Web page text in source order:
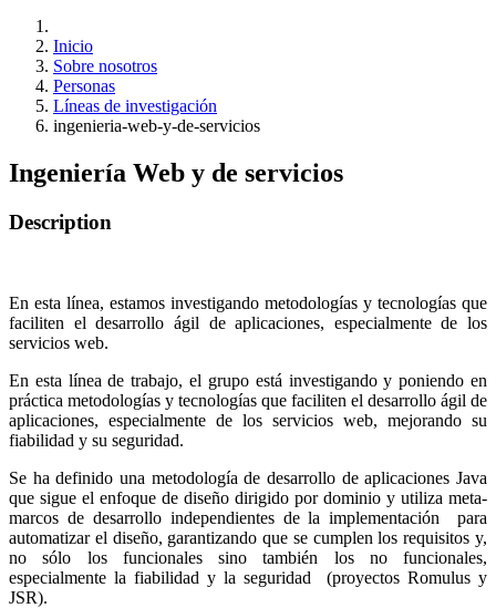
Inicio
Sobre nosotros
Personas
Líneas de investigación
ingenieria-web-y-de-servicios
Ingeniería Web y de servicios
Description
En esta línea, estamos investigando metodologías y tecnologías que
faciliten el desarrollo ágil de aplicaciones, especialmente de los
servicios web.
En esta línea de trabajo, el grupo está investigando y poniendo en
práctica metodologías y tecnologías que faciliten el desarrollo ágil de
aplicaciones, especialmente de los servicios web, mejorando su
fiabilidad y su seguridad.
Se ha definido una metodología de desarrollo de aplicaciones Java
que sigue el enfoque de diseño dirigido por dominio y utiliza meta-
marcos de desarrollo independientes de la implementación para
automatizar el diseño, garantizando que se cumplen los requisitos y,
no sólo los funcionales sino también los no funcionales,
especialmente la fiabilidad y la seguridad (proyectos Romulus y
JSR).